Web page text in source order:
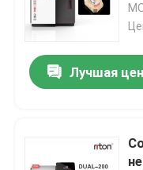
Лучшая